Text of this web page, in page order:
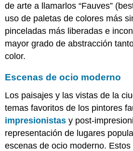
de arte a llamarlos “Fauves”
uso de paletas de colores más
pinceladas más liberadas e
mayor grado de abstracción
color.
Escenas de ocio moderno
Los paisajes y las vistas de la
temas favoritos de los pintores
impresionistas y post-
representación de lugares
escenas de ocio moderno.